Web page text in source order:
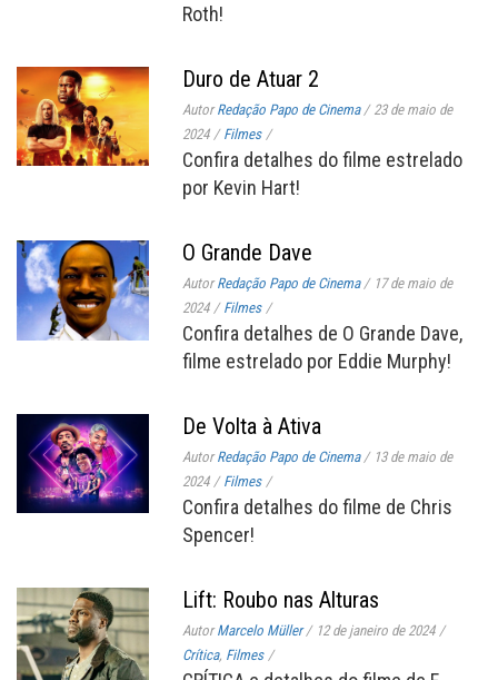
Roth!
Duro de Atuar 2
AutorRedação Papo de Cinema / 23 de maio de
2024 / Filmes /
Confira detalhes do filme estrelado
por Kevin Hart!
O Grande Dave
AutorRedação Papo de Cinema / 17 de maio de
2024 / Filmes /
Confira detalhes de O Grande Dave,
filme estrelado por Eddie Murphy!
De Volta à Ativa
AutorRedação Papo de Cinema / 13 de maio de
2024 / Filmes /
Confira detalhes do filme de Chris
Spencer!
Lift: Roubo nas Alturas
AutorMarcelo Müller / 12 de janeiro de 2024 /
Crítica, Filmes /